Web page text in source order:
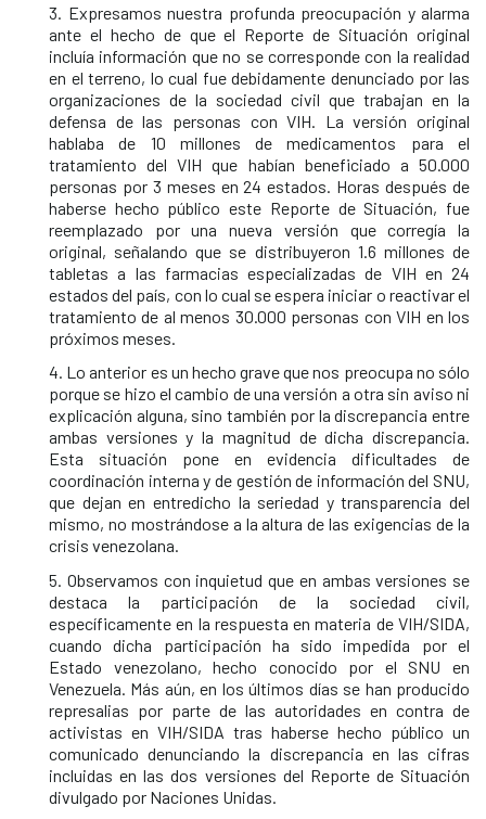
3. Expresamos nuestra profunda preocupación y alarma
ante el hecho de que el Reporte de Situación original
incluía información que no se corresponde con la realidad
en el terreno, lo cual fue debidamente denunciado por las
organizaciones de la sociedad civil que trabajan en la
defensa de las personas con VIH. La versión original
hablaba de 10 millones de medicamentos para el
tratamiento del VIH que habían beneficiado a 50.000
personas por 3 meses en 24 estados. Horas después de
haberse hecho público este Reporte de Situación, fue
reemplazado por una nueva versión que corregía la
original, señalando que se distribuyeron 1.6 millones de
tabletas a las farmacias especializadas de VIH en 24
estados del país, con lo cual se espera iniciar o reactivar el
tratamiento de al menos 30.000 personas con VIH en los
próximos meses.
4. Lo anterior es un hecho grave que nos preocupa no sólo
porque se hizo el cambio de una versión a otra sin aviso ni
explicación alguna, sino también por la discrepancia entre
ambas versiones y la magnitud de dicha discrepancia.
Esta situación pone en evidencia dificultades de
coordinación interna y de gestión de información del SNU,
que dejan en entredicho la seriedad y transparencia del
mismo, no mostrándose a la altura de las exigencias de la
crisis venezolana.
5. Observamos con inquietud que en ambas versiones se
destaca la participación de la sociedad civil,
específicamente en la respuesta en materia de VIH/SIDA,
cuando dicha participación ha sido impedida por el
Estado venezolano, hecho conocido por el SNU en
Venezuela. Más aún, en los últimos días se han producido
represalias por parte de las autoridades en contra de
activistas en VIH/SIDA tras haberse hecho público un
comunicado denunciando la discrepancia en las cifras
incluidas en las dos versiones del Reporte de Situación
divulgado por Naciones Unidas.